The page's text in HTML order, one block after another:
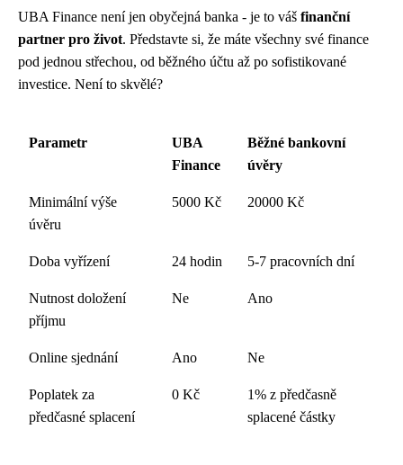
UBA Finance není jen obyčejná banka - je to váš finanční
partner pro život. Představte si, že máte všechny své finance
pod jednou střechou, od běžného účtu až po sofistikované
investice. Není to skvělé?
Parametr
UBA
Finance
Běžné bankovní
úvěry
Minimální výše
úvěru
5000 Kč 20000 Kč
Doba vyřízení 24 hodin 5-7 pracovních dní
Nutnost doložení
příjmu
Ne Ano
Online sjednání Ano Ne
Poplatek za
předčasné splacení
0 Kč
1% z předčasně
splacené částky